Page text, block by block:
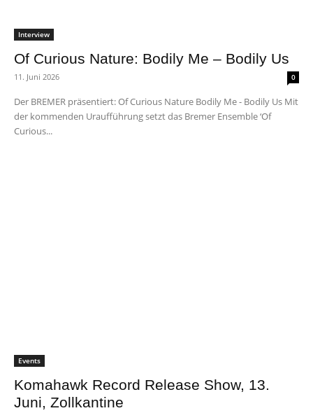
Interview
Of Curious Nature: Bodily Me – Bodily Us
11. Juni 2026 0
Der BREMER präsentiert: Of Curious Nature Bodily Me - Bodily Us Mit
der kommenden Uraufführung setzt das Bremer Ensemble ‘Of
Curious...
Events
Komahawk Record Release Show, 13.
Juni, Zollkantine